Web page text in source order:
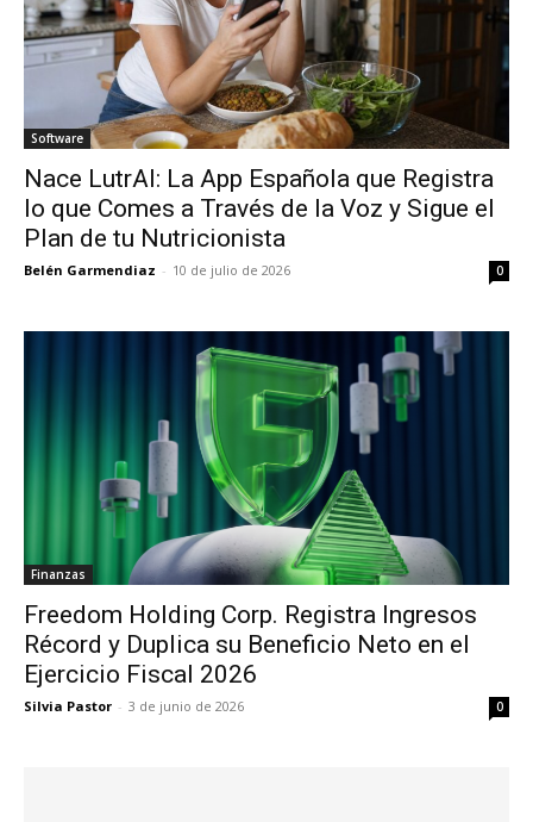
Software
Nace LutrAI: La App Española que Registra
lo que Comes a Través de la Voz y Sigue el
Plan de tu Nutricionista
Belén Garmendiaz - 10 de julio de 2026 0
Finanzas
Freedom Holding Corp. Registra Ingresos
Récord y Duplica su Beneficio Neto en el
Ejercicio Fiscal 2026
Silvia Pastor - 3 de junio de 2026 0